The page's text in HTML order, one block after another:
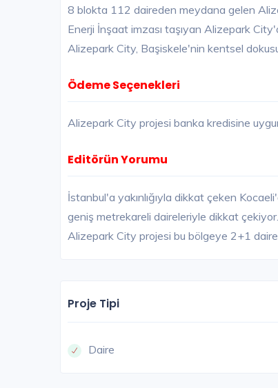
8 blokta 112 daireden meydana gelen
Enerji İnşaat imzası taşıyan Alizepark
Alizepark City, Başiskele'nin kentsel
Ödeme Seçenekleri
Alizepark City projesi banka kredisine
Editörün Yorumu
İstanbul'a yakınlığıyla dikkat çeken
geniş metrekareli daireleriyle dikkat
Alizepark City projesi bu bölgeye 2+1 daire
Proje Tipi
Daire